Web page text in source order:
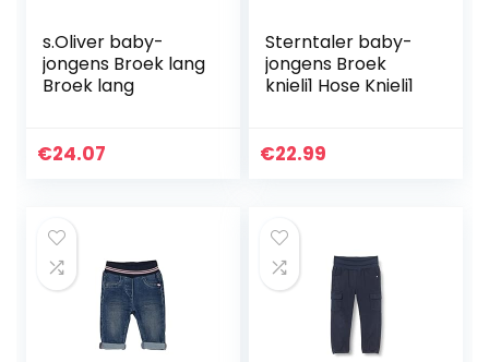
s.Oliver baby-
jongens Broek lang
Broek lang
€24.07
Sterntaler baby-
jongens Broek
knieli1 Hose Knieli1
€22.99